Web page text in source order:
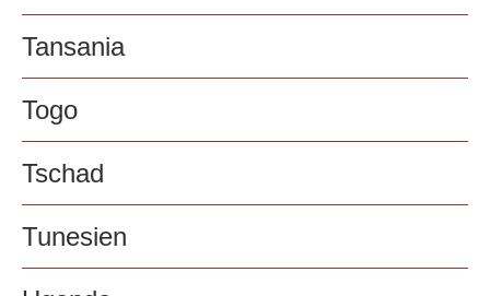
Tansania
Togo
Tschad
Tunesien